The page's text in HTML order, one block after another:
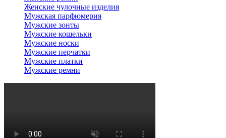
Женские чулочные изделия
Мужская парфюмерия
Мужские зонты
Мужские кошельки
Мужские носки
Мужские перчатки
Мужские платки
Мужские ремни